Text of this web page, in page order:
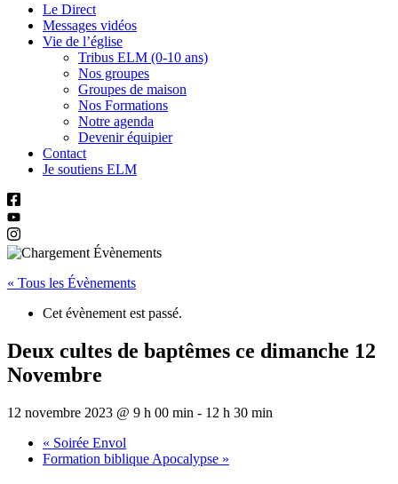
Le Direct
Messages vidéos
Vie de l’église
Tribus ELM (0-10 ans)
Nos groupes
Groupes de maison
Nos Formations
Notre agenda
Devenir équipier
Contact
Je soutiens ELM
« Tous les Évènements
Cet évènement est passé.
Deux cultes de baptêmes ce dimanche 12
Novembre
12 novembre 2023 @ 9 h 00 min - 12 h 30 min
« Soirée Envol
Formation biblique Apocalypse »